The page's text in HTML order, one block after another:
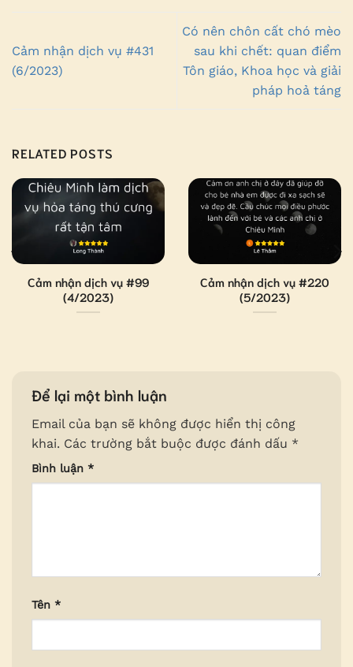
Cảm nhận dịch vụ #431
(6/2023)
Có nên chôn cất chó mèo
sau khi chết: quan điểm
Tôn giáo, Khoa học và giải
pháp hoả táng
RELATED POSTS
Cảm nhận dịch vụ #99
(4/2023)
Cảm nhận dịch vụ #220
(5/2023)
Để lại một bình luận
Email của bạn sẽ không được hiển thị công
khai. Các trường bắt buộc được đánh dấu *
Bình luận *
Tên *